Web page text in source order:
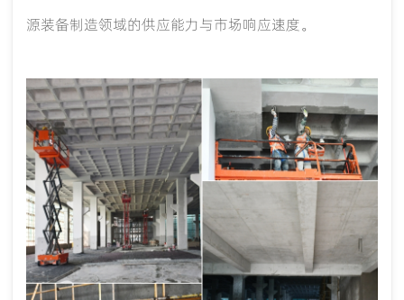
源装备制造领域的供应能力与市场响应速度。